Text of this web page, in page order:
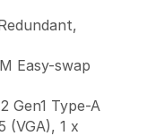
Easy-swap
Gen1 Type-A
(VGA), 1 x